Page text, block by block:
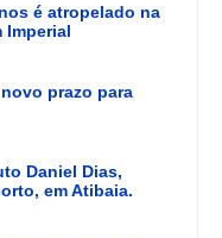
é atropelado na
Imperial
prazo para
Daniel Dias,
em Atibaia.